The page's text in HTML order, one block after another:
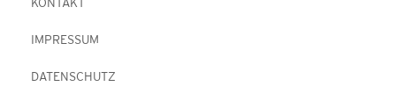
KONTAKT
IMPRESSUM
DATENSCHUTZ